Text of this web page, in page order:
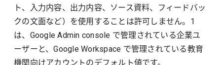
ト、入力内容、出力内容、ソース資料、フィードバッ
クの文面など）を使用することは許可しません。1
は、Google Admin console で管理されている企業ユ
ーザーと、Google Workspace で管理されている教育
機関向けアカウントのデフォルト値です。